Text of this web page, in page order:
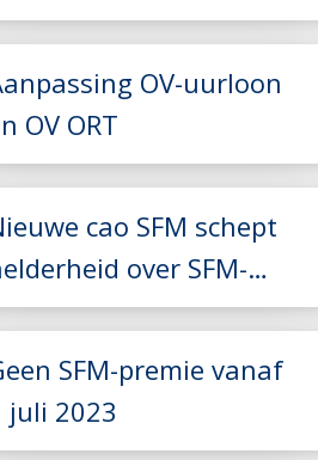
Lees meer
Lees meer
OV-uurloon
OV ORT
cao SFM schept
over SFM-
SFM-premie vanaf
juli 2023